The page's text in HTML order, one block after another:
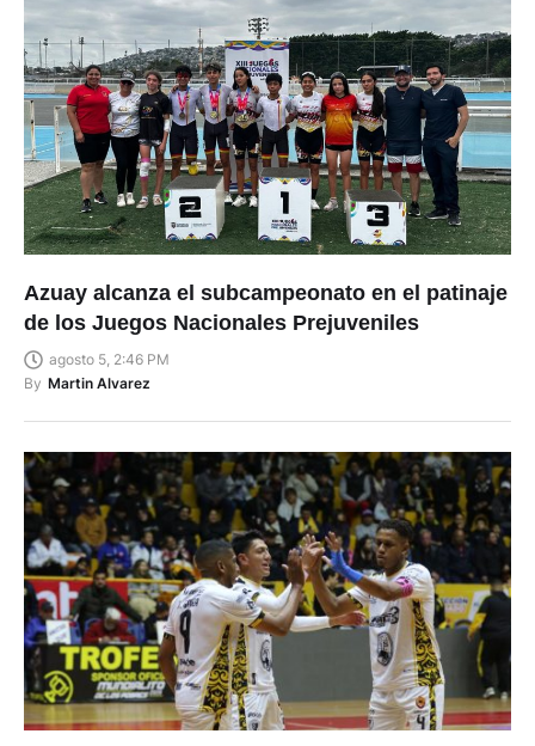
Azuay alcanza el subcampeonato en el patinaje
de los Juegos Nacionales Prejuveniles
agosto 5, 2:46 PM
By Martin Alvarez